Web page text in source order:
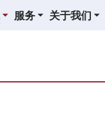
服务 关于我们